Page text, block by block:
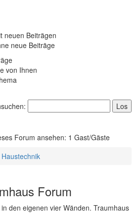
neuen Beiträgen
neue Beiträge
von Ihnen
Forum ansehen: 1 Gast/Gäste
Haustechnik
Forum
den eigenen vier Wänden. Traumhaus